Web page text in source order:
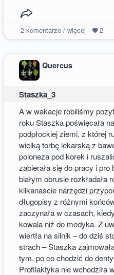
2komentarze / więcej 2
Quercus
Staszka_3
A w wakacje robiliśmy
roku Staszka poświęcała
podpłockiej ziemi, z której
wielką torbę lekarską z
poloneza pod korek i
zabierała się do pracy i
białym obrusie
kilkanaście narzędzi
długopisy z różnymi
zaczynała w czasach,
kowala niż do medyka. Z
wiertła na silnik – do dziś
strach – Staszka
tym, po co chodzić do
Profilaktyka nie wchodziła